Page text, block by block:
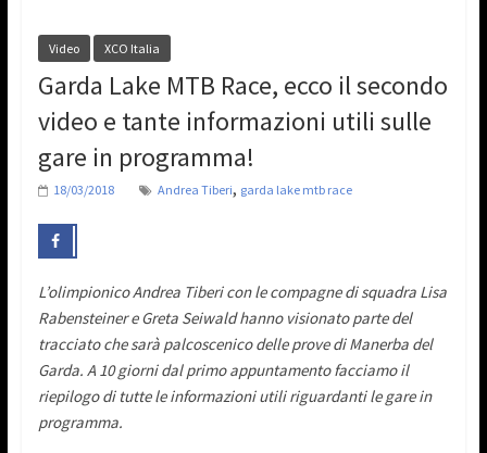
Video XCO Italia
Garda Lake MTB Race, ecco il secondo
video e tante informazioni utili sulle
gare in programma!
18/03/2018 Andrea Tiberi, garda lake mtb race
L’olimpionico Andrea Tiberi con le compagne di squadra Lisa
Rabensteiner e Greta Seiwald hanno visionato parte del
tracciato che sarà palcoscenico delle prove di Manerba del
Garda. A 10 giorni dal primo appuntamento facciamo il
riepilogo di tutte le informazioni utili riguardanti le gare in
programma.